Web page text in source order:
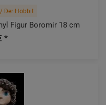
/ Der Hobbit
Figur Boromir 18 cm
*